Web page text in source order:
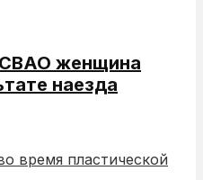
женщина
наезда